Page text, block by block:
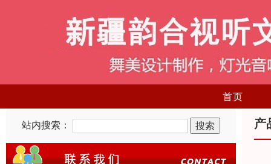
首页
站内搜索： 产